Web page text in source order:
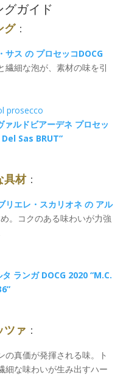
グガイド
グ：
サス の プロセッコDOCG
繊細な泡が、素材の味を引
ルドビアーデネ プロセッ
Del Sas BRUT”
具材：
リエレ・スカリオネ の アル
。コクのある味わいが力強
ランガ DOCG 2020 “M.C.
ツァ ：
の真価が発揮される味。ト
細な味わいが生み出すハー